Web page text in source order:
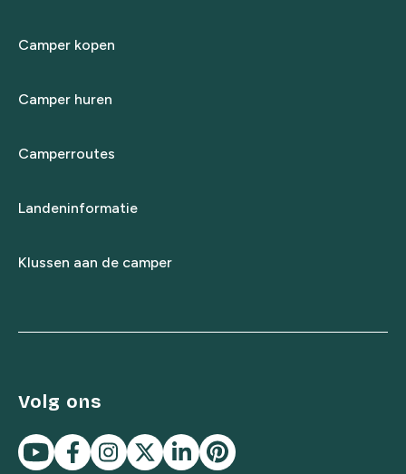
Camper kopen
Camper huren
Camperroutes
Landeninformatie
Klussen aan de camper
Volg ons